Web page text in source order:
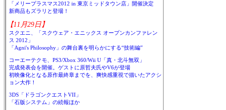
「メリープラスマス2012 in 東京ミッドタウン店」開催決定
新商品もズラリと登場！
【11月29日】
スクエニ、「スクウェア・エニックス オープンカンファレン
ス 2012」
「Agni's Philosophy」の舞台裏を明らかにする“技術編”
コーエーテクモ、PS3/Xbox 360/Wii U「真・北斗無双」
完成発表会を開催。ゲストに原哲夫氏やV6が登場
初映像化となる原作最終章までを、爽快感重視で描いたアクシ
ョン大作！
3DS「ドラゴンクエストVII」
「石版システム」の続報ほか